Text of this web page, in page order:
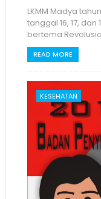
LKMM Madya
tanggal 16, 17,
bertema
READ MORE
KESEHATAN